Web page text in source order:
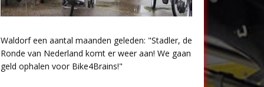
Waldorf een aantal maanden geleden: "Stadler, de
Ronde van Nederland komt er weer aan! We gaan
geld ophalen voor Bike4Brains!"